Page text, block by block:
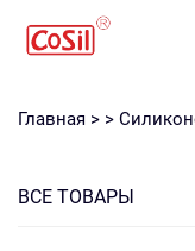
Главная > >
ВСЕ ТОВАРЫ